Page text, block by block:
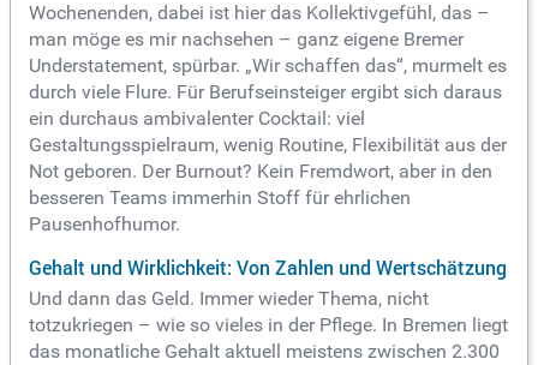
Wochenenden, dabei ist hier das Kollektivgefühl, das –
man möge es mir nachsehen – ganz eigene Bremer
Understatement, spürbar. „Wir schaffen das“, murmelt es
durch viele Flure. Für Berufseinsteiger ergibt sich daraus
ein durchaus ambivalenter Cocktail: viel
Gestaltungsspielraum, wenig Routine, Flexibilität aus der
Not geboren. Der Burnout? Kein Fremdwort, aber in den
besseren Teams immerhin Stoff für ehrlichen
Pausenhofhumor.
Gehalt und Wirklichkeit: Von Zahlen und Wertschätzung
Und dann das Geld. Immer wieder Thema, nicht
totzukriegen – wie so vieles in der Pflege. In Bremen liegt
das monatliche Gehalt aktuell meistens zwischen 2.300